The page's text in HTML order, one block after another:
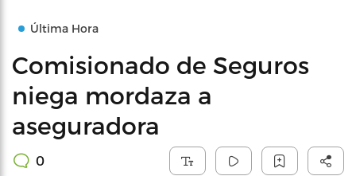
Última Hora
Comisionado de Seguros
niega mordaza a
aseguradora
0